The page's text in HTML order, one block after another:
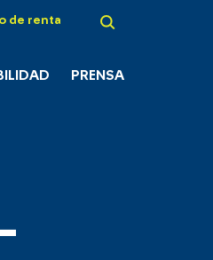
de renta
PRENSA